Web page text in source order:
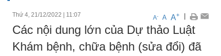
Thứ 4, 21/12/2022 11:07 A- A A+
Các nội dung lớn của Dự thảo Luật
Khám bệnh, chữa bệnh (sửa đổi) đã